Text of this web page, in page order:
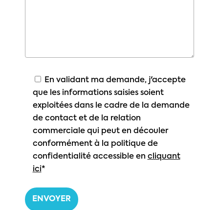
En validant ma demande, j'accepte
que les informations saisies soient
exploitées dans le cadre de la demande
de contact et de la relation
commerciale qui peut en découler
conformément à la politique de
confidentialité accessible en cliquant
ici*